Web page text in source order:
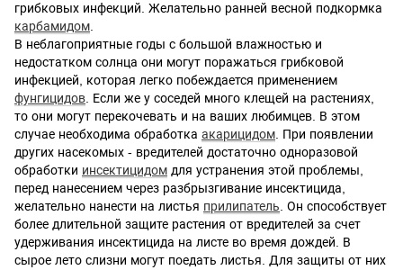
грибковых инфекций. Желательно ранней весной подкормка
карбамидом
В неблагоприятные годы с большой влажностью и
недостатком солнца они могут поражаться грибковой
инфекцией, которая легко побеждается применением
фунгицидов . Если же у соседей много клещей на растениях,
то они могут перекочевать и на ваших любимцев. В этом
случае необходима обработка акарицидом . При появлении
других насекомых - вредителей достаточно одноразовой
обработки инсектицидом для устранения этой проблемы,
перед нанесением через разбрызгивание инсектицида,
желательно нанести на листья прилипатель . Он способствует
более длительной защите растения от вредителей за счет
удерживания инсектицида на листе во время дождей. В
сырое лето слизни могут поедать листья. Для защиты от них